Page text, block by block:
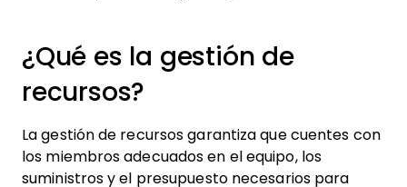
¿Qué es la gestión de
recursos?
La gestión de recursos garantiza que cuentes con
los miembros adecuados en el equipo, los
suministros y el presupuesto necesarios para